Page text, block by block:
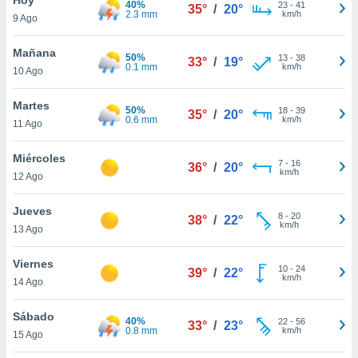
y
en
más
de
9 Ago
40%
2.3 mm
35° / 20° 23- 41
km/h
Mañana
10 Ago
50%
0.1 mm
33° / 19° 13- 38
km/h
Martes
11 Ago
50%
0.6 mm
35° / 20° 18- 39
km/h
Miércoles
12 Ago
36° / 20° 7- 16
km/h
Jueves
13 Ago
38° / 22° 8- 20
km/h
Viernes
14 Ago
39° / 22° 10- 24
km/h
Sábado
15 Ago
40%
0.8 mm
33° / 23° 22- 56
km/h